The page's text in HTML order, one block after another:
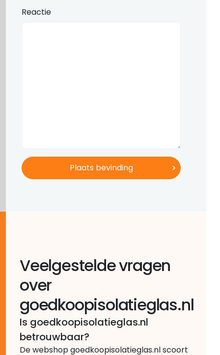
Reactie
Veelgestelde vragen
over
goedkoopisolatieglas.nl
Is goedkoopisolatieglas.nl
betrouwbaar?
De webshop goedkoopisolatieglas.nl scoort